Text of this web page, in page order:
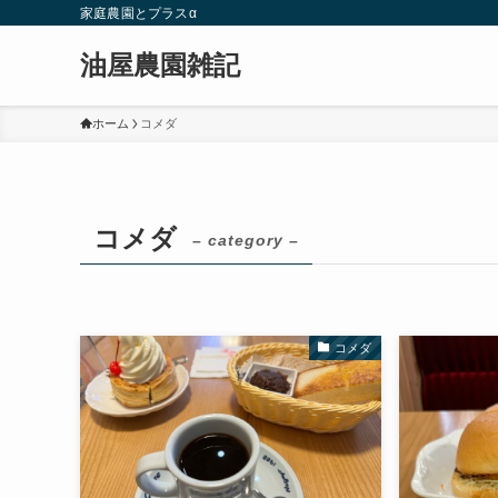
家庭農園とプラスα
油屋農園雑記
ホーム コメダ
コメダ – category –
コメダ